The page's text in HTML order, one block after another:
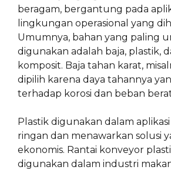
beragam, bergantung pada
lingkungan operasional yang
Umumnya, bahan yang paling
digunakan adalah baja, plastik,
komposit. Baja tahan karat,
dipilih karena daya tahannya
terhadap korosi dan beban
Plastik digunakan dalam
ringan dan menawarkan solusi
ekonomis. Rantai konveyor
digunakan dalam industri